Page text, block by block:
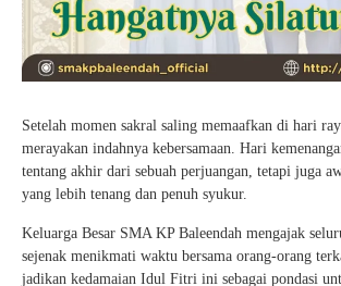
Setelah momen sakral saling memaafkan di hari
merayakan indahnya kebersamaan. Hari
tentang akhir dari sebuah perjuangan, tetapi juga
yang lebih tenang dan penuh syukur.
Keluarga Besar SMA KP Baleendah mengajak
sejenak menikmati waktu bersama orang-orang
jadikan kedamaian Idul Fitri ini sebagai pondasi